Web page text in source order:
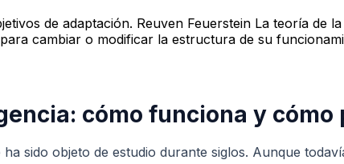
de adaptación. Reuven Feuerstein La teoría de
cambiar o modificar la estructura de su
cómo funciona y cómo
ha sido objeto de estudio durante siglos. Aunque